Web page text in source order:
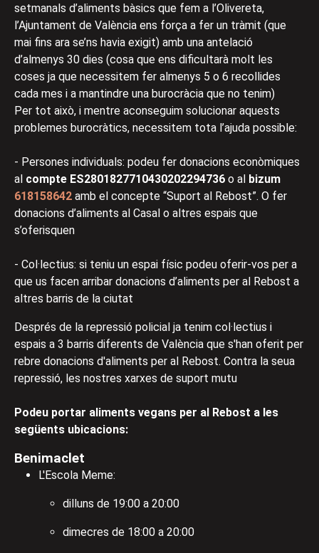
setmanals d’aliments bàsics que fem a l’Olivereta,
l’Ajuntament de València ens força a fer un tràmit (que
mai fins ara se’ns havia exigit) amb una antelació
d’almenys 30 dies (cosa que ens dificultarà molt les
coses ja que necessitem fer almenys 5 o 6 recollides
cada mes i a mantindre una burocràcia que no tenim)
Per tot això, i mentre aconseguim solucionar aquests
problemes burocràtics, necessitem tota l’ajuda possible:
- Persones individuals: podeu fer donacions econòmiques
al compte ES2801827710430202294736 o al bizum
618158642 amb el concepte “Suport al Rebost”. O fer
donacions d’aliments al Casal o altres espais que
s’oferisquen
- Col·lectius: si teniu un espai físic podeu oferir-vos per a
que us facen arribar donacions d’aliments per al Rebost a
altres barris de la ciutat
Després de la repressió policial ja tenim col·lectius i
espais a 3 barris diferents de València que s'han oferit per
rebre donacions d'aliments per al Rebost. Contra la seua
repressió, les nostres xarxes de suport mutu
Podeu portar aliments vegans per al Rebost a les
següents ubicacions:
Benimaclet
L'Escola Meme:
dilluns de 19:00 a 20:00
dimecres de 18:00 a 20:00